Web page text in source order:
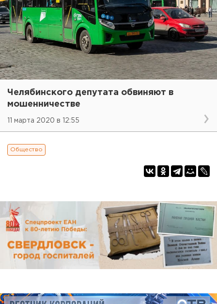
Челябинского депутата обвиняют в
мошенничестве
11 марта 2020 в 12:55
Общество